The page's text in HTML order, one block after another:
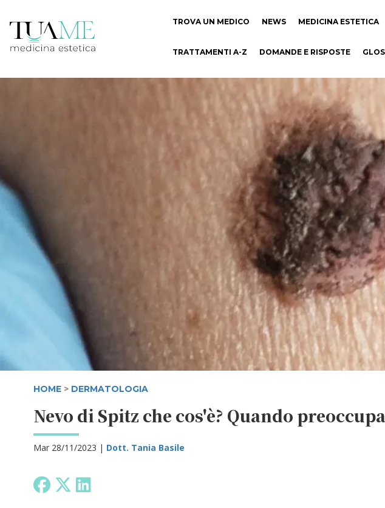
TROVA UN MEDICO NEWS MEDICINA ESTETICA
TRATTAMENTI A-Z DOMANDE E RISPOSTE
HOME > DERMATOLOGIA
Nevo di Spitz che cos'è? Quando
Mar 28/11/2023 | Dott. Tania Basile